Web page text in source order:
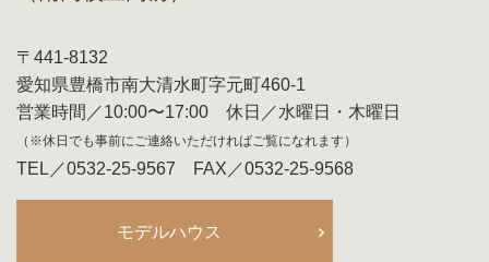
〒441-8132
愛知県豊橋市南大清水町字元町460-1
営業時間／10:00〜17:00 休日／水曜日・木曜日
（※休日でも事前にご連絡いただければご覧になれます）
TEL／0532-25-9567 FAX／0532-25-9568
モデルハウス